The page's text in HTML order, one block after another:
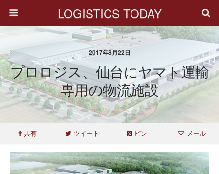
LOGISTICS TODAY
2017年8月22日
プロロジス、仙台にヤマト運輸
専用の物流施設
共有 ツイート ピン メール